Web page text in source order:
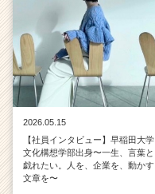
2026.05.15
【社員インタビュー】早稲田大学
文化構想学部出身〜一生、言葉と
戯れたい。人を、企業を、動かす
文章を〜